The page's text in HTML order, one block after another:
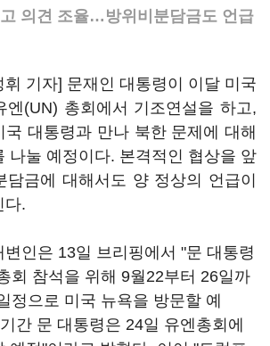
의견 조율…방위비분담금도 언급
휘 기자] 문재인 대통령이 이달 미국
엔(UN) 총회에서 기조연설을 하고,
국 대통령과 만나 북한 문제에 대해
나눌 예정이다. 본격적인 협상을 앞
담금에 대해서도 양 정상의 언급이
다.
인은 13일 브리핑에서 "문 대통령
회 참석을 위해 9월22부터 26일까
정으로 미국 뉴욕을 방문할 예
간 문 대통령은 24일 유엔총회에